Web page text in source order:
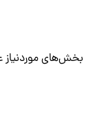
بخش‌های موردنیاز